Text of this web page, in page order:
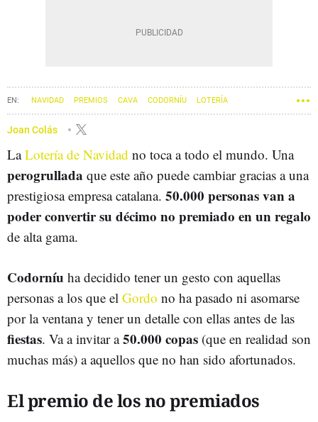
NAVIDAD PREMIOS CAVA CODORNÍU LOTERÍA
GORDO DE NAVIDAD
Joan Colás
LaLotería de Navidad no toca a todo el mundo. Una
perogrullada que este año puede cambiar gracias a una
prestigiosa empresa catalana. 50.000 personas van a
poder convertir su décimo no premiado en un regalo
de alta gama.
Codorníu ha decidido tener un gesto con aquellas
personas a los que el Gordo no ha pasado ni asomarse
por la ventana y tener un detalle con ellas antes de las
fiestas. Va a invitar a50.000 copas (que en realidad son
muchas más) a aquellos que no han sido afortunados.
El premio de los no premiados